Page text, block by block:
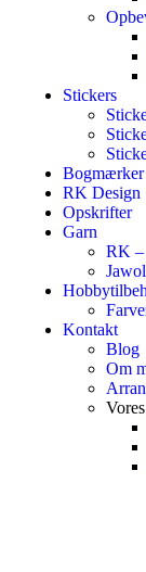
Stickers
Bogmærker
RK Design
Opskrifter
Garn
RK –
Kontakt
Blog
Om